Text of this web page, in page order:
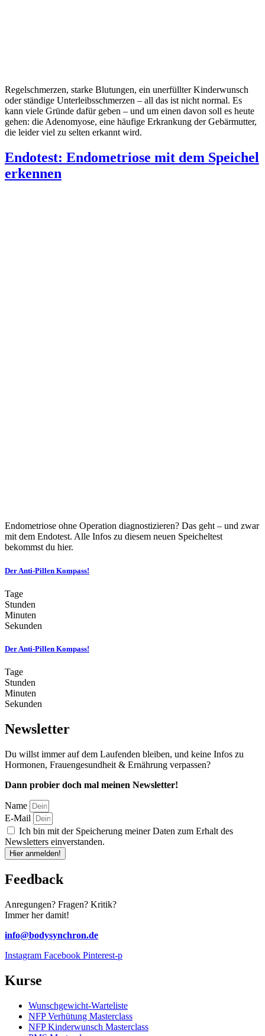
Regelschmerzen, starke Blutungen, ein unerfüllter Kinderwunsch
oder ständige Unterleibsschmerzen – all das ist nicht normal. Es
kann viele Gründe dafür geben – und um einen davon soll es heute
gehen: die Adenomyose, eine häufige Erkrankung der Gebärmutter,
die leider viel zu selten erkannt wird.
Endotest: Endometriose mit dem Speichel
erkennen
Endometriose ohne Operation diagnostizieren? Das geht – und zwar
mit dem Endotest. Alle Infos zu diesem neuen Speicheltest
bekommst du hier.
Der Anti-Pillen Kompass!
Tage
Stunden
Minuten
Sekunden
Der Anti-Pillen Kompass!
Tage
Stunden
Minuten
Sekunden
Newsletter
Du willst immer auf dem Laufenden bleiben, und keine Infos zu
Hormonen, Frauengesundheit & Ernährung verpassen?
Dann probier doch mal meinen Newsletter!
Name
E-Mail
Ich bin mit der Speicherung meiner Daten zum Erhalt des
Newsletters einverstanden.
Hier anmelden!
Feedback
Anregungen? Fragen? Kritik?
Immer her damit!
info@bodysynchron.de
Instagram Facebook Pinterest-p
Kurse
Wunschgewicht-Warteliste
NFP Verhütung Masterclass
NFP Kinderwunsch Masterclass